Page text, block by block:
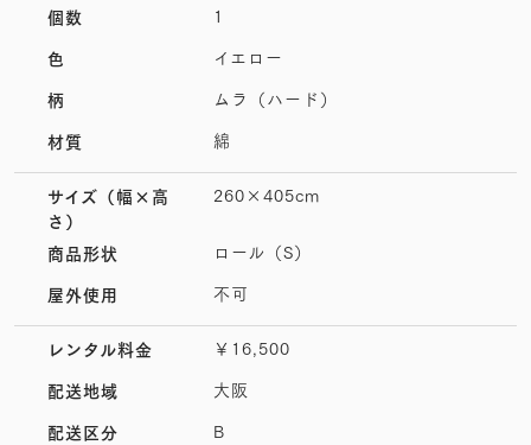
個数 1
色 イエロー
柄 ムラ（ハード）
材質 綿
サイズ （幅×高
さ）
260×405cm
商品形状 ロール（S）
屋外使用 不可
レンタル料金 ￥16,500
配送地域 大阪
配送区分 B